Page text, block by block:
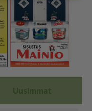
Uusimmat